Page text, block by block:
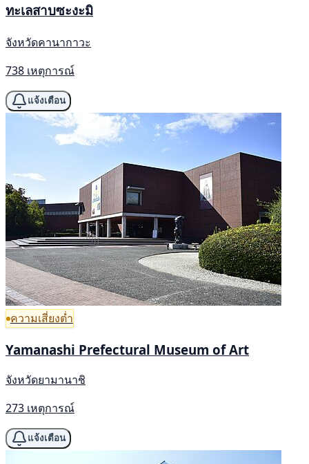
ทะเลสาบซะงะมิ
จังหวัดคานากาวะ
738 เหตุการณ์
แจ้งเตือน
ความเสี่ยงต่ำ
Yamanashi Prefectural Museum of Art
จังหวัดยามานาชิ
273 เหตุการณ์
แจ้งเตือน